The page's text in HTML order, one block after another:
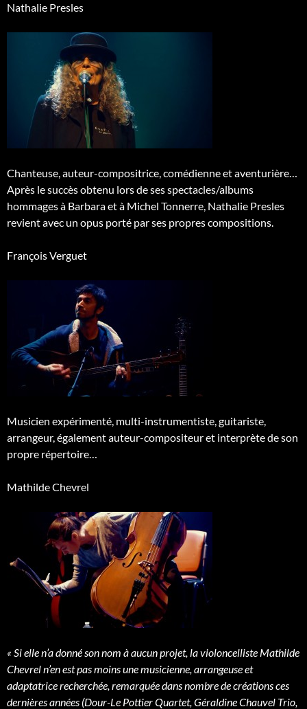
Nathalie Presles
Chanteuse, auteur-compositrice, comédienne et aventurière…
Après le succès obtenu lors de ses spectacles/albums
hommages à Barbara et à Michel Tonnerre, Nathalie Presles
revient avec un opus porté par ses propres compositions.
François Verguet
Musicien expérimenté, multi-instrumentiste, guitariste,
arrangeur, également auteur-compositeur et interprète de son
propre répertoire…
Mathilde Chevrel
« Si elle n’a donné son nom à aucun projet, la violoncelliste Mathilde
Chevrel n’en est pas moins une musicienne, arrangeuse et
adaptatrice recherchée, remarquée dans nombre de créations ces
dernières années (Dour-Le Pottier Quartet, Géraldine Chauvel Trio,